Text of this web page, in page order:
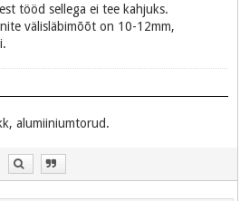
tööd sellega ei tee kahjuks.
välisläbimõõt on 10-12mm,
alumiiniumtorud.